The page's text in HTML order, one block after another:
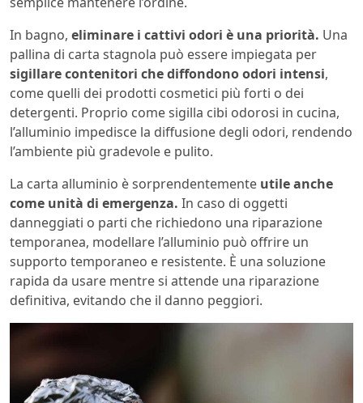
In bagno, eliminare i cattivi odori è una priorità. Una
pallina di carta stagnola può essere impiegata per
sigillare contenitori che diffondono odori intensi,
come quelli dei prodotti cosmetici più forti o dei
detergenti. Proprio come sigilla cibi odorosi in cucina,
l’alluminio impedisce la diffusione degli odori, rendendo
l’ambiente più gradevole e pulito.
La carta alluminio è sorprendentemente utile anche
come unità di emergenza. In caso di oggetti
danneggiati o parti che richiedono una riparazione
temporanea, modellare l’alluminio può offrire un
supporto temporaneo e resistente. È una soluzione
rapida da usare mentre si attende una riparazione
definitiva, evitando che il danno peggiori.